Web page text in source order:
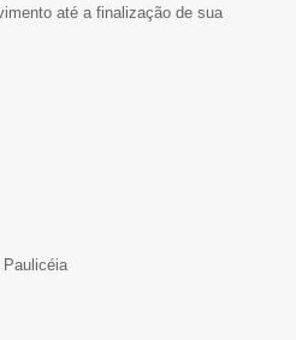
até a finalização de sua
Paulicéia